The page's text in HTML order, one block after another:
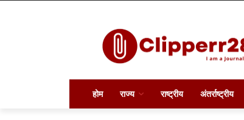
होम राज्य राष्ट्रीय अंतर्राष्ट्रीय